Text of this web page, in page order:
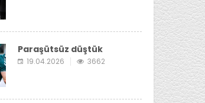
Paraşütsüz düştük
19.04.2026 3662